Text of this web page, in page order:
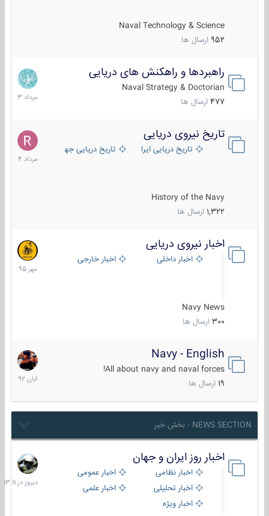
Naval Technology & Science
952 ارسال ها
راهبردها و راهکنش های دریایی
Naval Strategy & Doctorian
477 ارسال ها
2
مرداد
1403
تاریخ نیروی دریایی
تاریخ دریایی ایران تاریخ دریایی جهان
History of the Navy
1,322 ارسال ها
16
مرداد
1404
اخبار نیروی دریایی
اخبار داخلی اخبار خارجی
Navy News
300 ارسال ها
27
مهر
1395
Navy - English
All about navy and naval forces!
ارسال ها
22
آبان
1392
NEWS SECTION - بخش خبر
اخبار روز ایران و جهان
اخبار نظامی
اخبار عمومی
اخبار تحلیلی
اخبار علمی
اخبار ویژه
دیروز
در
13:11